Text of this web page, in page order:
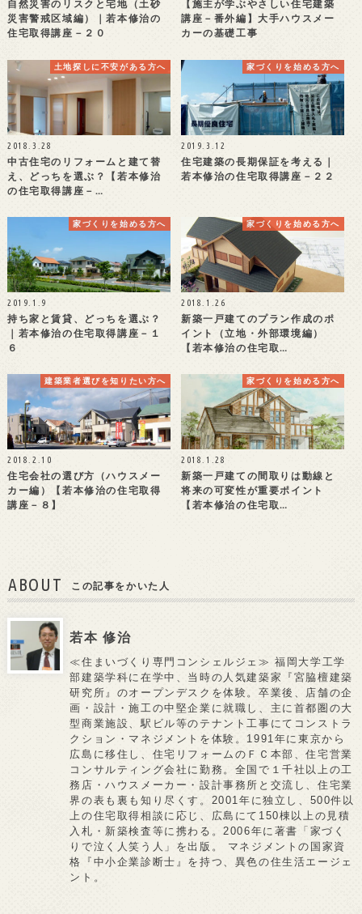
自然災害のリスクと宅地（土砂
災害警戒区域編）｜若本修治の
住宅取得講座－２０
【施主が学ぶやさしい住宅建築
講座－番外編】大手ハウスメー
カーの基礎工事
土地探しに不安がある方へ
2018.3.28
中古住宅のリフォームと建て替
え、どっちを選ぶ？【若本修治
の住宅取得講座－…
家づくりを始める方へ
2019.3.12
住宅建築の長期保証を考える｜
若本修治の住宅取得講座－２２
家づくりを始める方へ
2019.1.9
持ち家と賃貸、どっちを選ぶ？
｜若本修治の住宅取得講座－１
６
家づくりを始める方へ
2018.1.26
新築一戸建てのプラン作成のポ
イント（立地・外部環境編）
【若本修治の住宅取…
建築業者選びを知りたい方へ
2018.2.10
住宅会社の選び方（ハウスメー
カー編）【若本修治の住宅取得
講座－８】
家づくりを始める方へ
2018.1.28
新築一戸建ての間取りは動線と
将来の可変性が重要ポイント
【若本修治の住宅取…
ABOUT この記事をかいた人
若本 修治
≪住まいづくり専門コンシェルジェ≫ 福岡大学工学
部建築学科に在学中、当時の人気建築家『宮脇檀建築
研究所』のオープンデスクを体験。卒業後、店舗の企
画・設計・施工の中堅企業に就職し、主に首都圏の大
型商業施設、駅ビル等のテナント工事にてコンストラ
クション・マネジメントを体験。1991年に東京から
広島に移住し、住宅リフォームのＦＣ本部、住宅営業
コンサルティング会社に勤務。全国で１千社以上の工
務店・ハウスメーカー・設計事務所と交流し、住宅業
界の表も裏も知り尽くす。2001年に独立し、500件以
上の住宅取得相談に応じ、広島にて150棟以上の見積
入札・新築検査等に携わる。2006年に著書「家づく
りで泣く人笑う人」を出版。 マネジメントの国家資
格『中小企業診断士』を持つ、異色の住生活エージェ
ント。